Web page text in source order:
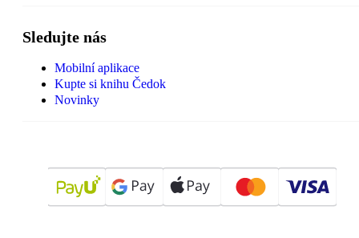
Sledujte nás
Mobilní aplikace
Kupte si knihu Čedok
Novinky